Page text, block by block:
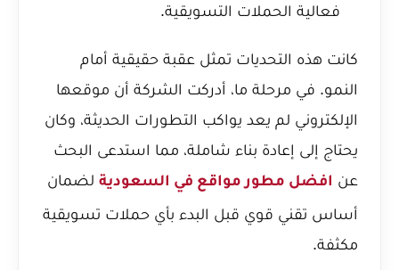
فعالية الحملات التسويقية.
كانت هذه التحديات تمثل عقبة حقيقية أمام
النمو. في مرحلة ما، أدركت الشركة أن موقعها
الإلكتروني لم يعد يواكب التطورات الحديثة، وكان
يحتاج إلى إعادة بناء شاملة، مما استدعى البحث
عن افضل مطور مواقع في السعودية لضمان
أساس تقني قوي قبل البدء بأي حملات تسويقية
مكثفة.